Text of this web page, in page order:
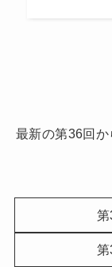
最新の第36回